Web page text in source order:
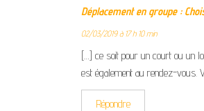
Déplacement en groupe :
02/03/2019 à 17 h 10 min
[…] ce soit pour un court ou un
est également au rendez-vous.
Répondre